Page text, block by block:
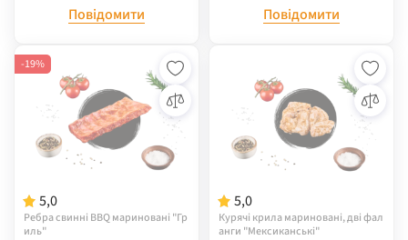
Повідомити Повідомити
5,0
Ребра свинні BBQ мариновані "Гр
иль"
-19%
5,0
Курячі крила мариновані, дві фал
анги "Мексиканські"